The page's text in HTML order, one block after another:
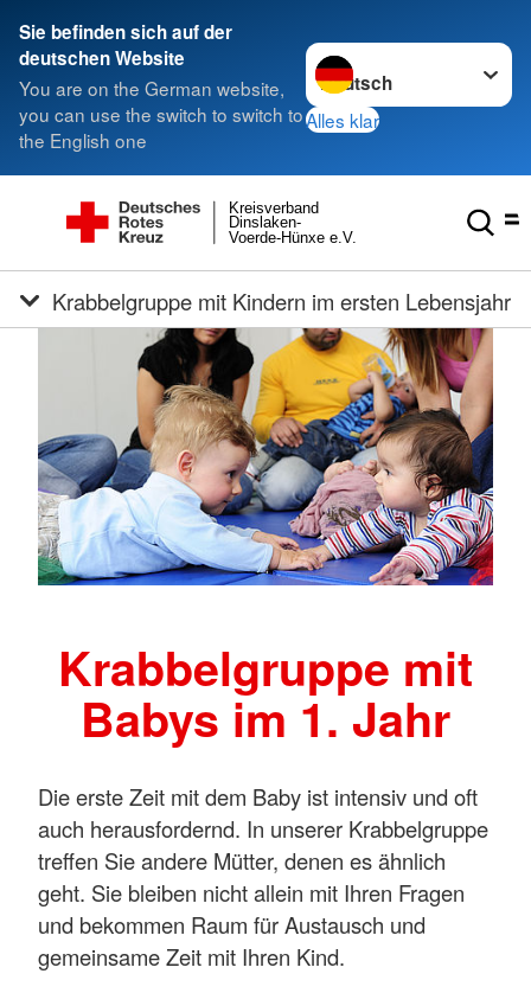
Sie befinden sich auf der
deutschen Website
You are on the German website,
you can use the switch to switch to
the English one
Sprache wechseln zu
Alles klar
Voerde-Hünxe e.V.
Dinslaken-
Kreisverband
Krabbelgruppe mit Kindern im ersten Lebensjahr
Krabbelgruppe mit
Babys im 1. Jahr
Die erste Zeit mit dem Baby ist intensiv und oft
auch herausfordernd. In unserer Krabbelgruppe
treffen Sie andere Mütter, denen es ähnlich
geht. Sie bleiben nicht allein mit Ihren Fragen
und bekommen Raum für Austausch und
gemeinsame Zeit mit Ihren Kind.